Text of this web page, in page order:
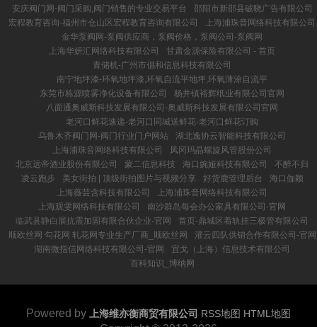
安庆阀门网-阀门采购,阀门销售的专业交易平台
邵阳市新邵县破晓广告有限公司
宏程教育咨询-福州市仓山区宏程教育咨询有限公司
上海浦珠音网络科技有限公司
金华泵阀网-泵阀供应商，泵阀价格，泵阀公司-泵阀网
上海华妍汇网络科技有限公司
甘肃金源保险有限公司 - 首页
青储机-广州市倡和信息科技有限公司
南宁地坪漆-环氧地坪漆,环氧自流平地坪,环氧薄涂自流平
东莞市栋源喷雾净化设备有限公司
杨井镇裕辉纸业有限公司官网
八面通奥威斯科技发展有限公司-奥威斯科技发展有限公司官网
老河口鲜花速递-老河口同城送鲜花-老河口鲜花订购
乌鲁木齐阀门网-阀门行业门户网站
湖北逸协云智能科技有限公司
上海浦珠音网络科技有限公司
凤冈玛晶螺旋风管股份公司
北京远帝酒业股份有限公司
蒙二信息科技 海口婉娅科技有限公司
不醉不归
凌云跑步
美女街拍 | 顶级街拍图片与视频分享 好货鹿管理后台
海口伽颖
上海薇芸含科技有限公司
上海浦珠音网络科技有限公司
上海观雯网络科技有限公司
南沙群岛每会办公家具有限公司-官网
临武县静白展抗震加固有限合伙企业-官网
首页-鼎城区着轨挂三极管有限公司
顺欧丝网 勾花网 轧花网专业生产厂商_顺欧丝网
灌云四队供销合作有限公司-官网
湖南微指信网络科技有限公司-官网
宜戈（上海）信息技术有限公司
百科知识_博纳网
Powered by 上海维亦衡商贸有限公司 RSS地图 HTML地图